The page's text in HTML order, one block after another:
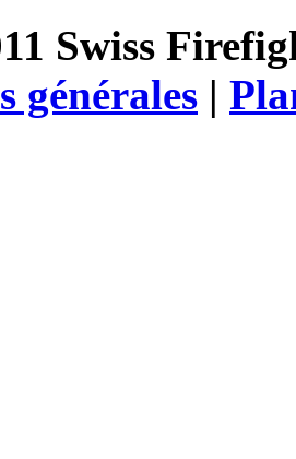
Swiss
générales |